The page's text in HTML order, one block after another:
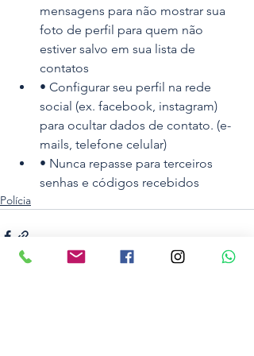
mensagens para não mostrar sua
foto de perfil para quem não
estiver salvo em sua lista de
contatos
• Configurar seu perfil na rede
social (ex. facebook, instagram)
para ocultar dados de contato. (e-
mails, telefone celular)
• Nunca repasse para terceiros
senhas e códigos recebidos
Polícia